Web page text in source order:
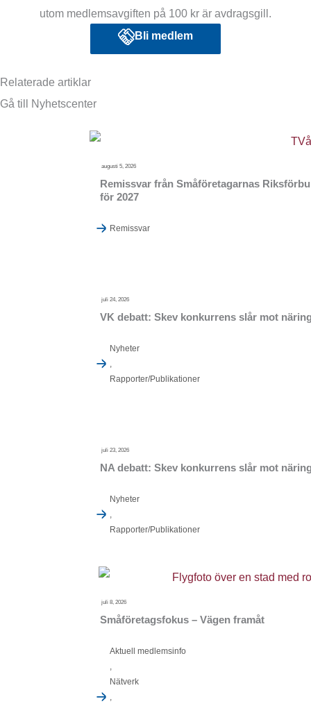
utom medlemsavgiften på 100 kr är avdragsgill.
Bli medlem
Relaterade artiklar
Gå till Nyhetscenter
augusti 5, 2026
Remissvar från Småföretagarnas
för 2027
Remissvar
juli 24, 2026
VK debatt: Skev konkurrens slår mot
Nyheter
,
Rapporter/Publikationer
juli 23, 2026
NA debatt: Skev konkurrens slår mot
Nyheter
,
Rapporter/Publikationer
juli 8, 2026
Småföretagsfokus – Vägen framåt
Aktuell medlemsinfo
,
Nätverk
,